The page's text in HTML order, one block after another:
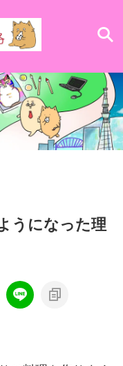
うになった理